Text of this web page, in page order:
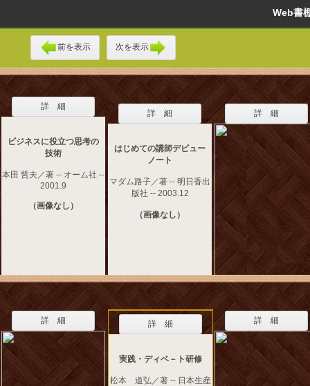
Web
前を表示 次を表示
詳 細
ビジネスに役立つ思考の
技術
本田 哲夫／著 -- オーム社 --
2001.9
（画像なし）
詳 細
はじめての講師デビュー
ノート
マダム路子／著 -- 明日香出
版社 -- 2003.12
（画像なし）
詳 細
詳 細 詳 細
実践・ディベ－ト研修
松本 道弘／著 -- 日本生産
詳 細